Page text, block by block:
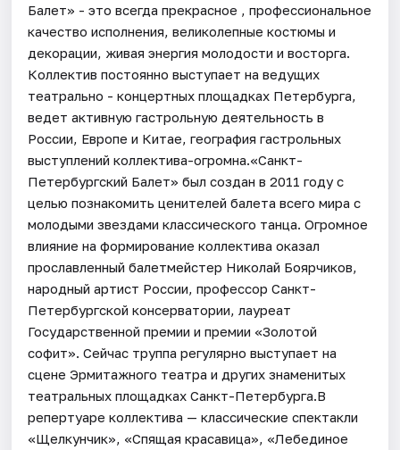
Балет» - это всегда прекрасное , профессиональное
качество исполнения, великолепные костюмы и
декорации, живая энергия молодости и восторга.
Коллектив постоянно выступает на ведущих
театрально - концертных площадках Петербурга,
ведет активную гастрольную деятельность в
России, Европе и Китае, география гастрольных
выступлений коллектива-огромна.«Санкт-
Петербургский Балет» был создан в 2011 году с
целью познакомить ценителей балета всего мира с
молодыми звездами классического танца. Огромное
влияние на формирование коллектива оказал
прославленный балетмейстер Николай Боярчиков,
народный артист России, профессор Санкт-
Петербургской консерватории, лауреат
Государственной премии и премии «Золотой
софит». Сейчас труппа регулярно выступает на
сцене Эрмитажного театра и других знаменитых
театральных площадках Санкт-Петербурга.В
репертуаре коллектива — классические спектакли
«Щелкунчик», «Спящая красавица», «Лебединое